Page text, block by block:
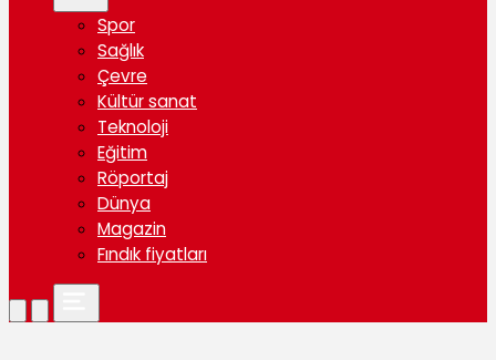
Spor
Sağlık
Çevre
Kültür sanat
Teknoloji
Eğitim
Röportaj
Dünya
Magazin
Fındık fiyatları